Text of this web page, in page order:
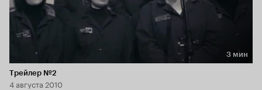
Длительность 3 мин
3 мин
Трейлер №2
4 августа 2010